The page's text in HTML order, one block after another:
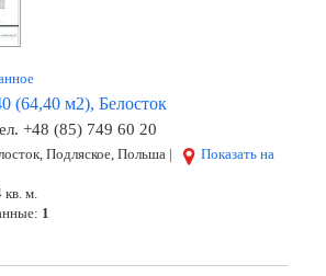
(64,40 м2), Белосток
+48 (85) 749 60 20
Подляское, Польша |
Показать на
кв. м.
1